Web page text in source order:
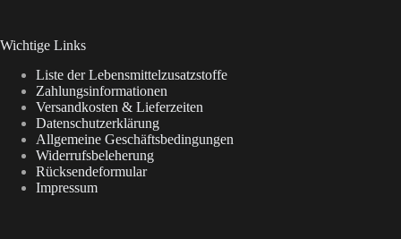
Wichtige Links
Liste der Lebensmittelzusatzstoffe
Zahlungsinformationen
Versandkosten & Lieferzeiten
Datenschutzerklärung
Allgemeine Geschäftsbedingungen
Widerrufsbeleherung
Rücksendeformular
Impressum